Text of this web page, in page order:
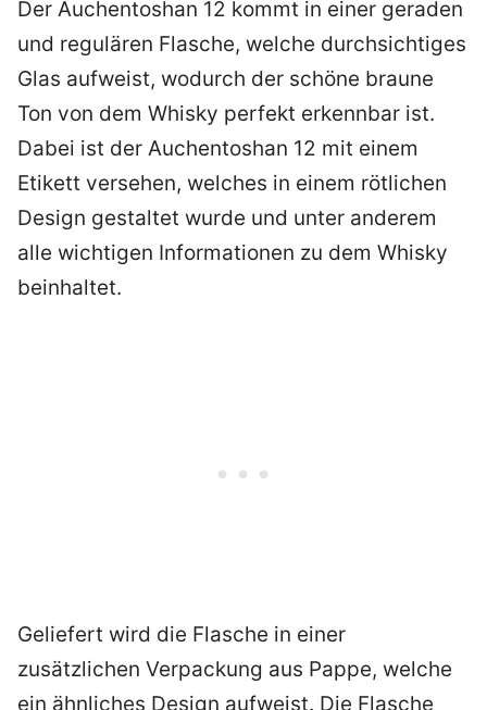
Der Auchentoshan 12 kommt in einer geraden
und regulären Flasche, welche durchsichtiges
Glas aufweist, wodurch der schöne braune
Ton von dem Whisky perfekt erkennbar ist.
Dabei ist der Auchentoshan 12 mit einem
Etikett versehen, welches in einem rötlichen
Design gestaltet wurde und unter anderem
alle wichtigen Informationen zu dem Whisky
beinhaltet.
Geliefert wird die Flasche in einer
zusätzlichen Verpackung aus Pappe, welche
ein ähnliches Design aufweist. Die Flasche